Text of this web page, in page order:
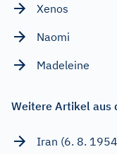
Xenos
Naomi
Madeleine
Weitere Artikel aus
Iran (6. 8.